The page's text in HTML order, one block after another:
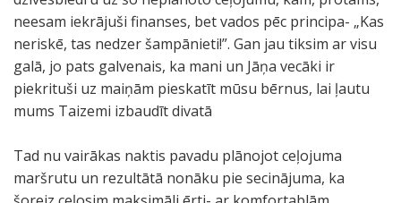
neesam iekrājuši finanses, bet vados pēc principa- „Kas
neriskē, tas nedzer šampānieti!”. Gan jau tiksim ar visu
galā, jo pats galvenais, ka mani un Jāņa vecāki ir
piekrituši uz maiņām pieskatīt mūsu bērnus, lai ļautu
mums Taizemi izbaudīt divatā
Tad nu vairākas naktis pavadu plānojot ceļojuma
maršrutu un rezultātā nonāku pie secinājuma, ka